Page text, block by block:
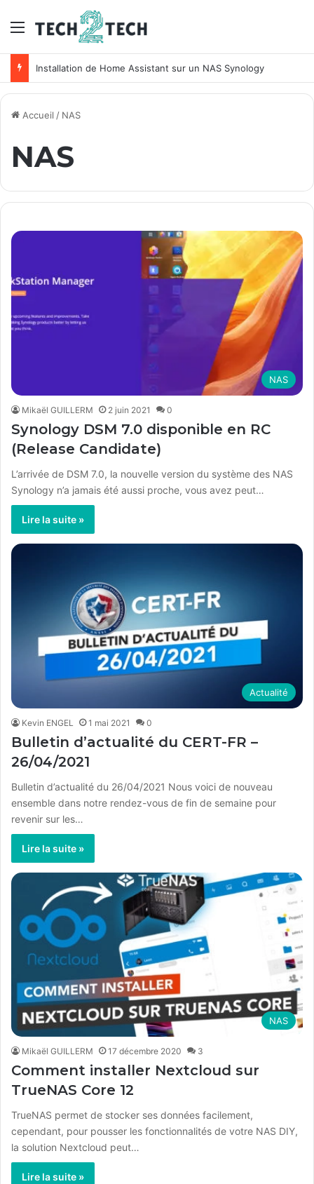
Menu
Accueil / NAS
NAS
NAS
Mikaël GUILLERM 2 juin 2021 0
Synology DSM 7.0 disponible en RC
(Release Candidate)
L’arrivée de DSM 7.0, la nouvelle version du système des NAS
Synology n’a jamais été aussi proche, vous avez peut…
Lire la suite »
Actualité
Kevin ENGEL 1 mai 2021 0
Bulletin d’actualité du CERT-FR –
26/04/2021
Bulletin d’actualité du 26/04/2021 Nous voici de nouveau
ensemble dans notre rendez-vous de fin de semaine pour
revenir sur les…
Lire la suite »
NAS
Mikaël GUILLERM 17 décembre 2020 3
Comment installer Nextcloud sur
TrueNAS Core 12
TrueNAS permet de stocker ses données facilement,
cependant, pour pousser les fonctionnalités de votre NAS DIY,
la solution Nextcloud peut…
Lire la suite »